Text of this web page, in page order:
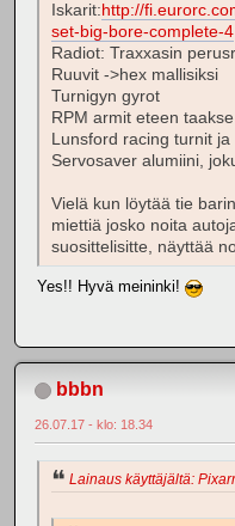
Iskarit: http://
set-big-bore-complete-4
Radiot: Traxxasin
Ruuvit ->hex mallisiksi
Turnigyn gyrot
RPM armit eteen taakse
Lunsford racing turnit
Servosaver alumiini,
Vielä kun löytää tie
miettiä josko noita
suosittelisitte, näyttää
Yes!! Hyvä meininki!
bbbn
26.07.17 - klo: 18.34
Lainaus käyttäjältä: